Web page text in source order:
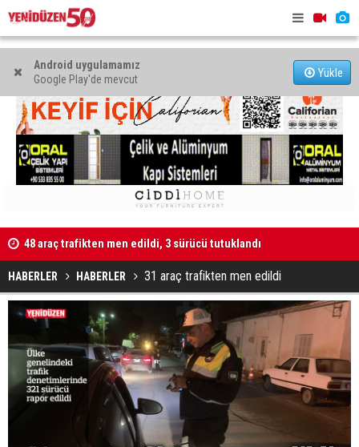
Android uygulamamız
Google Play'de mevcut
Yükle
Kaldırıma düşen scooter sürücüsü yaralandı
HABERLER HABERLER 31 araç trafikten men edildi